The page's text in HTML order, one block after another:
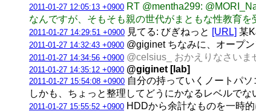
2011-01-27 12:05:13 +0900 RT @mentha299:
なんですが、そもそも親の世代がまともな性教育
2011-01-27 14:29:51 +0900 見てる: びぎねっと [URL] 某
2011-01-27 14:32:43 +0900 @giginet ちなみに、オープ
2011-01-27 14:34:56 +0900 @celsius_ おかえりなさいま
2011-01-27 14:35:12 +0900 @giginet [lab]
2011-01-27 15:54:08 +0900 自分の持っていくノートパ
しかも、ちょっと整理してどうにかなるレベルで
2011-01-27 15:55:52 +0900 HDDから余計なものを一時